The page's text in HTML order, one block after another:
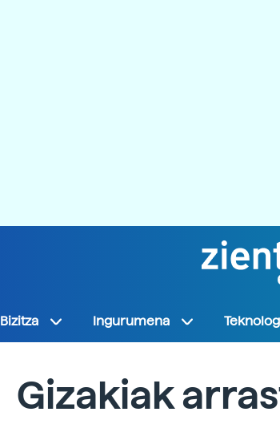
Bizitza Ingurumena
Gizakiak